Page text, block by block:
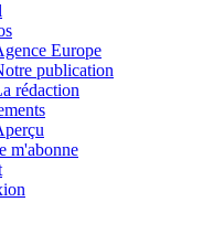
Europe
publication
rédaction
m'abonne